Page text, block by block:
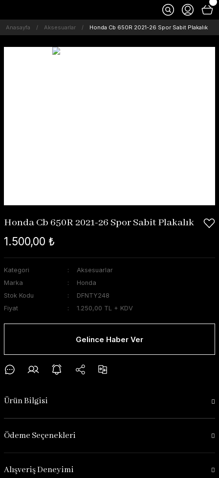
Anasayfa Aksesuarlar Honda Cb 650R 2021-26 Spor Sabit Plakalık
Honda Cb 650R 2021-26 Spor Sabit Plakalık
1.500,00 ₺
Kategori
Aksesuarlar
Marka
Honda
Stok Kodu
DFNTY248
Fiyat
1.250,00 TL + KDV
Gelince Haber Ver
Ürün Bilgisi
Ödeme Seçenekleri
Alışveriş Deneyimi